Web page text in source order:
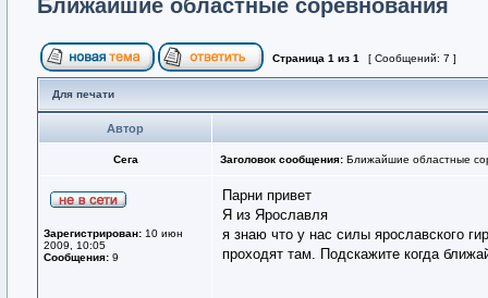
Ближайшие областные соревнования
Страница 1 из 1 [ Сообщений: 7 ]
Для печати
Автор
Сега Заголовок сообщения: Ближайшие областные
Зарегистрирован: 10 июн
2009, 10:05
Сообщения: 9
Парни привет
Я из Ярославля
я знаю что у нас силы ярославского
проходят там. Подскажите когда